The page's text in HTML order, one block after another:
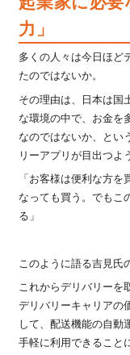
力」
多くの人々は今日ほど
たのではないか。
その理由は、日本は国
な環境の中で、お金を
なのではないか、とい
リーアプリが目出つよ
「お客様は便利な方
なっても買う。でもこ
る」
このように語る吉見氏
これからデリバリーを
デリバリーキャリアの
して、配送機能の自動
手軽に利用できること